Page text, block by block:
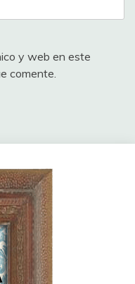
y web en este
comente.